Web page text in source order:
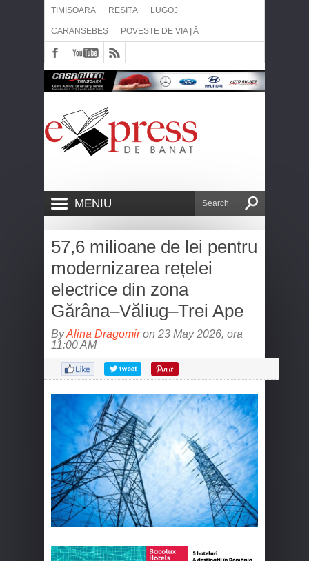
TIMIȘOARA REȘIȚA LUGOJ
CARANSEBEȘ POVESTE DE VIAȚĂ
MENIU
57,6 milioane de lei pentru
modernizarea rețelei
electrice din zona
Gărâna–Văliug–Trei Ape
ByAlina Dragomiron 23 May 2026, ora
11:00 AM